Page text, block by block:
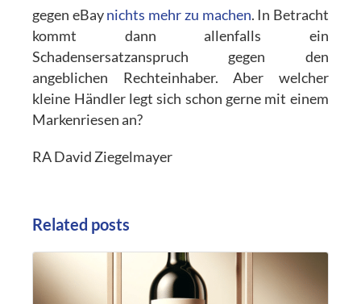
gegen eBaynichts mehr zu machen. In Betracht
kommt dann allenfalls ein
Schadensersatzanspruch gegen den
angeblichen Rechteinhaber. Aber welcher
kleine Händler legt sich schon gerne mit einem
Markenriesen an?
RA David Ziegelmayer
Related posts